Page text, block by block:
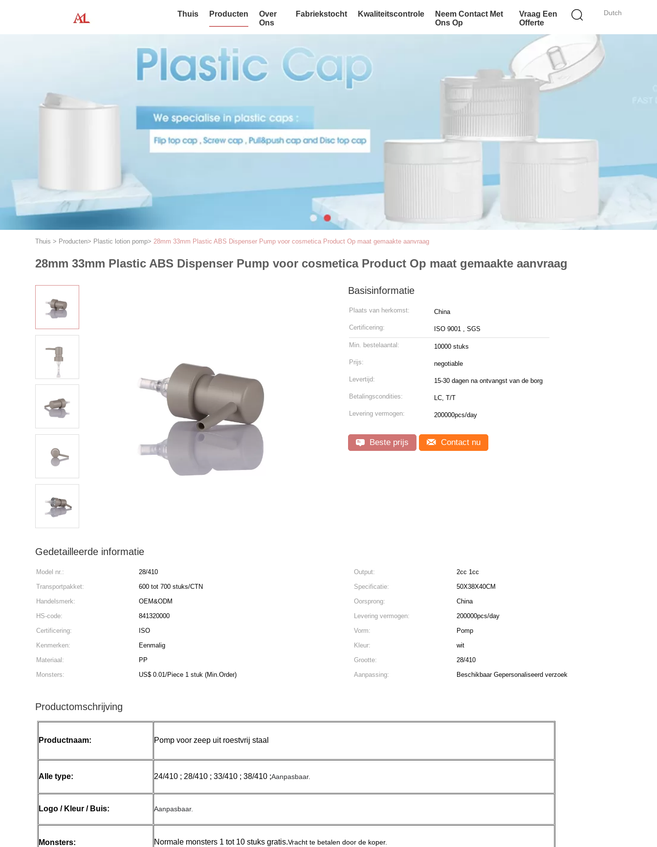
Dutch
Thuis Producten
Over
Ons
Fabriekstocht Kwaliteitscontrole
Neem Contact Met
Ons Op
Vraag Een
Offerte
Thuis > Producten> Plastic lotion pomp> 28mm 33mm Plastic ABS Dispenser Pump voor cosmetica Product Op maat gemaakte aanvraag
28mm 33mm Plastic ABS Dispenser Pump voor cosmetica Product Op maat gemaakte aanvraag
Basisinformatie
Plaats van herkomst: China
Certificering: ISO 9001 , SGS
Min. bestelaantal: 10000 stuks
Prijs: negotiable
Levertijd: 15-30 dagen na ontvangst van de borg
Betalingscondities: LC, T/T
Levering vermogen: 200000pcs/day
Beste prijs Contact nu
Gedetailleerde informatie
Model nr.: 28/410 Output:
2cc 1cc
Transportpakket:
600 tot 700 stuks/CTN Specificatie:
50X38X40CM
Handelsmerk:
OEM&ODM Oorsprong:
China
HS-code:
841320000 Levering vermogen:
200000pcs/day
Certificering:
ISO Vorm:
Pomp
Kenmerken:
Eenmalig Kleur:
wit
Materiaal:
PP Grootte:
28/410
Monsters:
US$ 0.01/Piece 1 stuk (Min.Order) Aanpassing: Beschikbaar Gepersonaliseerd verzoek
Productomschrijving
Productnaam: Pomp voor zeep uit roestvrij staal
Alle type: 24/410 ; 28/410 ; 33/410 ; 38/410 ;Aanpasbaar.
Logo / Kleur / Buis: Aanpasbaar.
Monsters: Normale monsters 1 tot 10 stuks gratis.Vracht te betalen door de koper.